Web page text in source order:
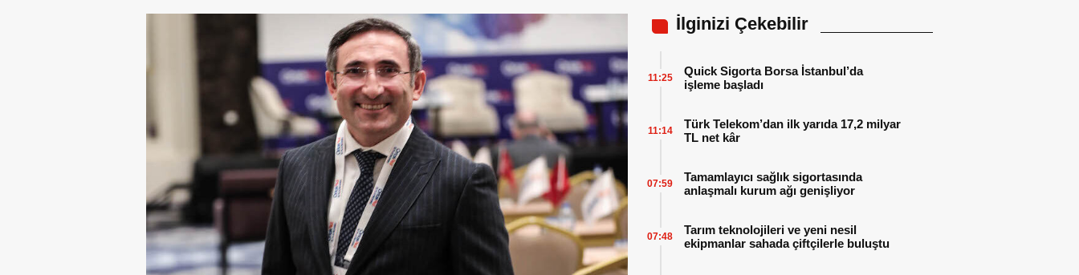
İlginizi Çekebilir
Quick Sigorta Borsa İstanbul’da
işleme başladı
11:25
Türk Telekom’dan ilk yarıda 17,2 milyar
TL net kâr
11:14
Tamamlayıcı sağlık sigortasında
anlaşmalı kurum ağı genişliyor
07:59
Tarım teknolojileri ve yeni nesil
ekipmanlar sahada çiftçilerle buluştu
07:48